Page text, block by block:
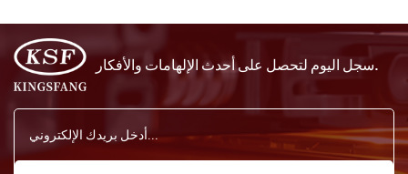
سجل اليوم لتحصل على أحدث الإلهامات والأفكار.